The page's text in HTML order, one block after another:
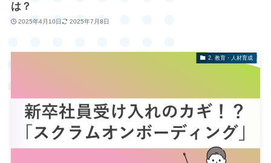
は？
2025年4月10日 2025年7月8日
2. 教育・人材育成